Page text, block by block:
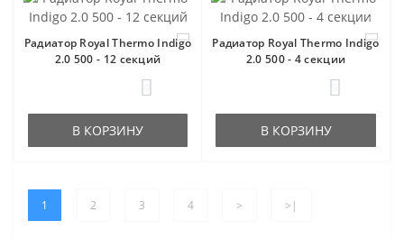
Радиатор Royal Thermo Indigo
2.0 500 - 12 секций
В КОРЗИНУ
Радиатор Royal Thermo Indigo
2.0 500 - 4 секции
В КОРЗИНУ
1 2 3 4 > >|